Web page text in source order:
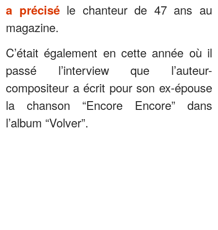
a préciséle chanteur de 47 ans au
magazine.
C’était également en cette année où il
passé l’interview que l’auteur-
compositeur a écrit pour son ex-épouse
la chanson “Encore Encore” dans
l’album “Volver”.